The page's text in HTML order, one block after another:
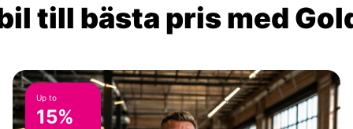
till bästa pris med
Up to
15%